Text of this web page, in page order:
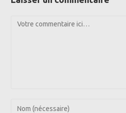
Comment
Enter